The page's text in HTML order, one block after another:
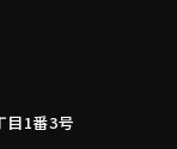
目1番3号